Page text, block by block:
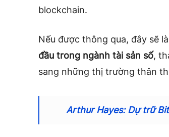
blockchain.
Nếu được thông qua, đây sẽ
đầu trong ngành tài sản số,
sang những thị trường thân
Arthur Hayes: Dự trữ